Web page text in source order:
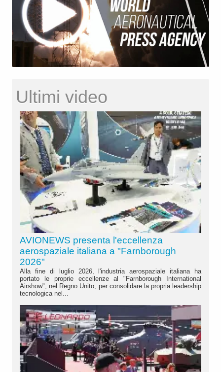
Ultimi video
AVIONEWS presenta l'eccellenza
aerospaziale italiana a "Farnborough
2026"
Alla fine di luglio 2026, l'industria aerospaziale italiana ha
portato le proprie eccellenze al "Farnborough International
Airshow", nel Regno Unito, per consolidare la propria leadership
tecnologica nel...